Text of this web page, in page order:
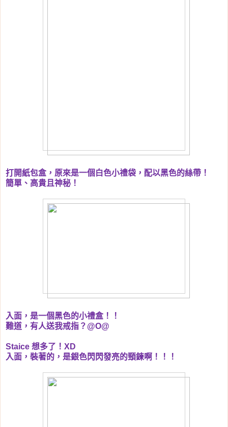
打開紙包盒，原來是一個白色小禮袋，配以黑色的絲帶！
簡單、高貴且神秘！
入面，是一個黑色的小禮盒！！
難道，有人送我戒指？ @O@
Staice 想多了！ XD
入面，裝著的，是銀色閃閃發亮的頸鍊啊！！！